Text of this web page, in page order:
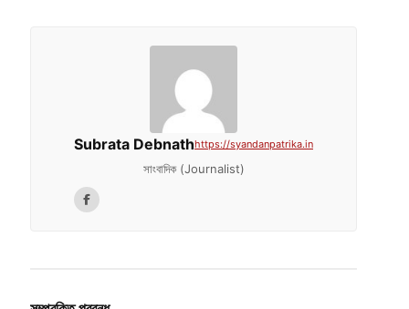
Subrata Debnathhttps://syandanpatrika.in
সাংবাদিক (Journalist)